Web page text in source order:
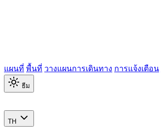
แผนที่ พื้นที่ วางแผนการเดินทาง การแจ้งเตือน
ธีม
TH